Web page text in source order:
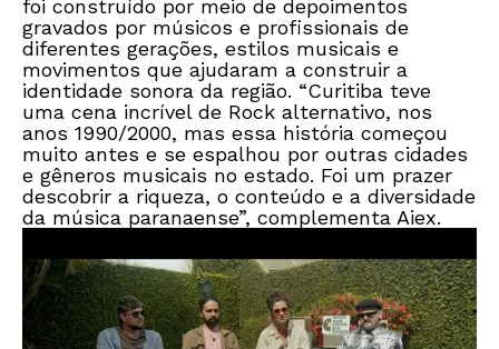
foi construído por meio de depoimentos
gravados por músicos e profissionais de
diferentes gerações, estilos musicais e
movimentos que ajudaram a construir a
identidade sonora da região. “Curitiba teve
uma cena incrível de Rock alternativo, nos
anos 1990/2000, mas essa história começou
muito antes e se espalhou por outras cidades
e gêneros musicais no estado. Foi um prazer
descobrir a riqueza, o conteúdo e a diversidade
da música paranaense”, complementa Aiex.